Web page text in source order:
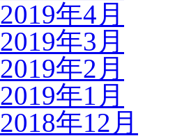
2019年4月
2019年3月
2019年2月
2019年1月
2018年12月